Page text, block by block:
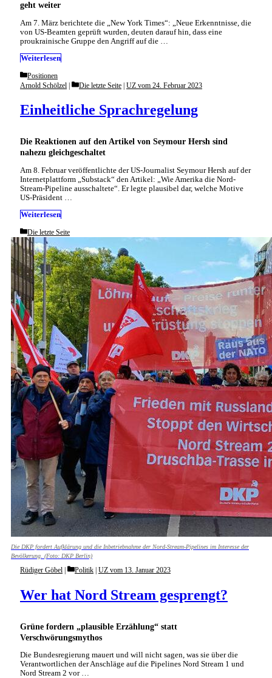
geht weiter
Am 7. März berichtete die „New York Times“: „Neue Erkenntnisse, die
von US-Beamten geprüft wurden, deuten darauf hin, dass eine
proukrainische Gruppe den Angriff auf die …
Weiterlesen
Categories
Positionen
Die Reaktionen auf den Artikel von Seymour Hersh sind
nahezu gleichgeschaltet
Einheitliche Sprachregelung
Arnold Schölzel Categories
Die letzte Seite | UZ vom 24. Februar 2023
Am 8. Februar veröffentlichte der US-Journalist Seymour Hersh auf der
Internetplattform „Substack“ den Artikel: „Wie Amerika die Nord-
Stream-Pipeline ausschaltete“. Er legte plausibel dar, welche Motive
US-Präsident …
Weiterlesen
Categories
Die letzte Seite
Die DKP fordert Aufklärung und die Inbetriebnahme der Nord-Stream-Pipelines im Interesse der
Bevölkerung. (Foto: DKP Berlin)
Grüne fordern „plausible Erzählung“ statt
Verschwörungsmythos
Wer hat Nord Stream gesprengt?
Rüdiger Göbel Categories
Politik | UZ vom 13. Januar 2023
Die Bundesregierung mauert und will nicht sagen, was sie über die
Verantwortlichen der Anschläge auf die Pipelines Nord Stream 1 und
Nord Stream 2 vor …